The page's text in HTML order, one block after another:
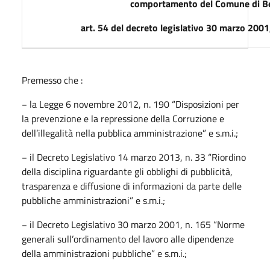
comportamento del Comune di
art. 54 del decreto legislativo 30 marzo
Premesso che :
− la Legge 6 novembre 2012, n. 190 “Disposizioni per
la prevenzione e la repressione della Corruzione e
dell’illegalità nella pubblica amministrazione” e s.m.i.;
− il Decreto Legislativo 14 marzo 2013, n. 33 “Riordino
della disciplina riguardante gli obblighi di pubblicità,
trasparenza e diffusione di informazioni da parte delle
pubbliche amministrazioni” e s.m.i.;
− il Decreto Legislativo 30 marzo 2001, n. 165 “Norme
generali sull’ordinamento del lavoro alle dipendenze
della amministrazioni pubbliche” e s.m.i.;